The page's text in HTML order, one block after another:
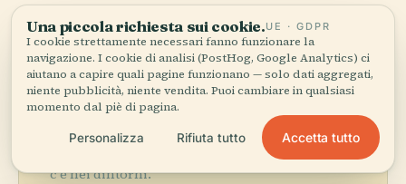
Ricercato da Wikidata, Wikipedia e fonti ufficiali · verificato ·
Come creiamo le nostre guide →
Esplora la zona
Vedi Busto di Henri Lecoq
c'è nei dintorni.
Vedi mappa
Una piccola richiesta sui cookie.UE · GDPR
I cookie strettamente necessari fanno funzionare la
navigazione. I cookie di analisi (PostHog, Google Analytics) ci
aiutano a capire quali pagine funzionano — solo dati aggregati,
niente pubblicità, niente vendita. Puoi cambiare in qualsiasi
momento dal piè di pagina.
Personalizza Rifiuta tutto Accetta tutto